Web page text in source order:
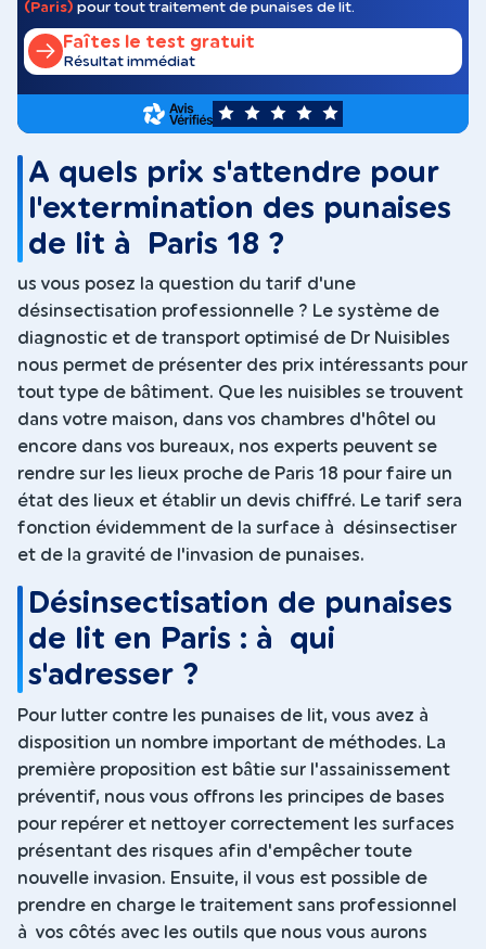
(Paris) pour tout traitement de punaises de lit.
Faîtes le test gratuit
Résultat immédiat
5
A quels prix s'attendre pour
l'extermination des punaises
de lit à Paris 18 ?
us vous posez la question du tarif d'une
désinsectisation professionnelle ? Le système de
diagnostic et de transport optimisé de Dr Nuisibles
nous permet de présenter des prix intéressants pour
tout type de bâtiment. Que les nuisibles se trouvent
dans votre maison, dans vos chambres d'hôtel ou
encore dans vos bureaux, nos experts peuvent se
rendre sur les lieux proche de Paris 18 pour faire un
état des lieux et établir un devis chiffré. Le tarif sera
fonction évidemment de la surface à désinsectiser
et de la gravité de l'invasion de punaises.
Désinsectisation de punaises
de lit en Paris : à qui
s'adresser ?
Pour lutter contre les punaises de lit, vous avez à
disposition un nombre important de méthodes. La
première proposition est bâtie sur l'assainissement
préventif, nous vous offrons les principes de bases
pour repérer et nettoyer correctement les surfaces
présentant des risques afin d'empêcher toute
nouvelle invasion. Ensuite, il vous est possible de
prendre en charge le traitement sans professionnel
à vos côtés avec les outils que nous vous aurons